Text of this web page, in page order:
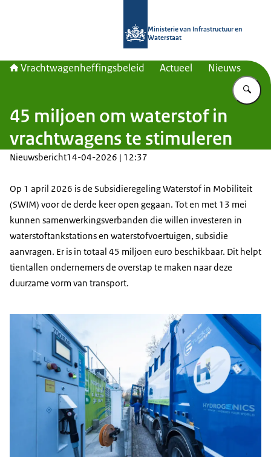
Ministerie van Infrastructuur en
Waterstaat
Vrachtwagenheffingsbeleid Actueel Nieuws
45 miljoen om waterstof in
vrachtwagens te stimuleren
Nieuwsbericht14-04-2026 | 12:37
Op 1 april 2026 is de Subsidieregeling Waterstof in Mobiliteit
(SWIM) voor de derde keer open gegaan. Tot en met 13 mei
kunnen samenwerkingsverbanden die willen investeren in
waterstoftankstations en waterstofvoertuigen, subsidie
aanvragen. Er is in totaal 45 miljoen euro beschikbaar. Dit helpt
tientallen ondernemers de overstap te maken naar deze
duurzame vorm van transport.